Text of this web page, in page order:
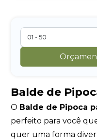
Balde de
O Balde de Pipoca
perfeito para você
quer uma forma